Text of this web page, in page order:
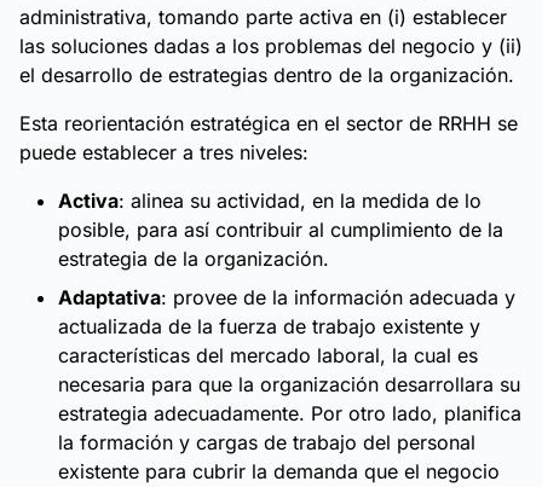
administrativa, tomando parte activa en (i) establecer
las soluciones dadas a los problemas del negocio y (ii)
el desarrollo de estrategias dentro de la organización.
Esta reorientación estratégica en el sector de RRHH se
puede establecer a tres niveles:
Activa: alinea su actividad, en la medida de lo
posible, para así contribuir al cumplimiento de la
estrategia de la organización.
Adaptativa: provee de la información adecuada y
actualizada de la fuerza de trabajo existente y
características del mercado laboral, la cual es
necesaria para que la organización desarrollara su
estrategia adecuadamente. Por otro lado, planifica
la formación y cargas de trabajo del personal
existente para cubrir la demanda que el negocio